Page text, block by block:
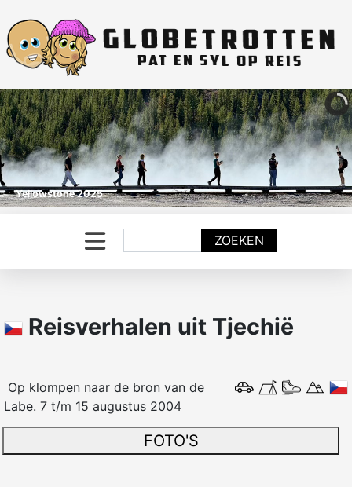
Yellowstone 2025
ZOEKEN
Reisverhalen uit Tjechië
Op klompen naar de bron van de
Labe. 7 t/m 15 augustus 2004
FOTO'S